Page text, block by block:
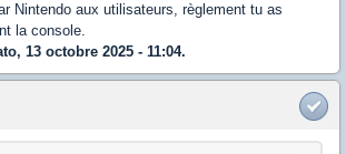
Nintendo aux utilisateurs, règlement tu as
la console.
13 octobre 2025 - 11:04.